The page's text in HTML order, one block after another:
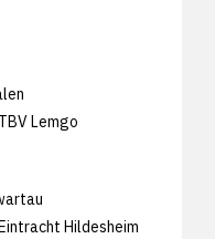
Lemgo
Hildesheim